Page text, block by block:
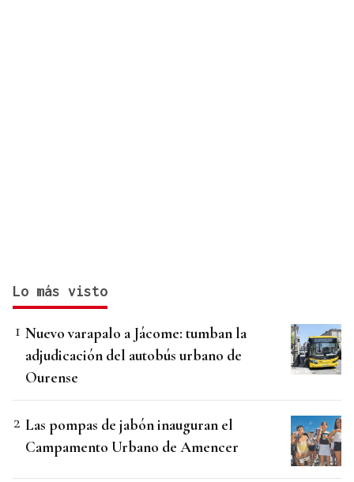
Lo más visto
Nuevo varapalo a Jácome: tumban la
adjudicación del autobús urbano de
Ourense
Las pompas de jabón inauguran el
Campamento Urbano de Amencer